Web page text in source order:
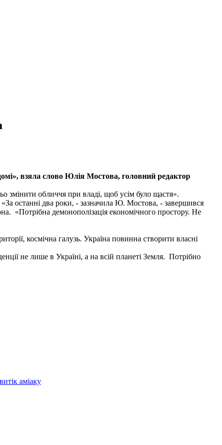
взяла слово Юлія Мостова, головний редактор
змінити обличчя при владі, щоб усім було щастя».
«За останні два роки, - зазначила Ю. Мостова, - завершився
«Потрібна демонополізація економічного простору. Не
космічна галузь. Україна повинна створити власні
не лише в Україні, а на всій планеті Земля. Потрібно
аміаку